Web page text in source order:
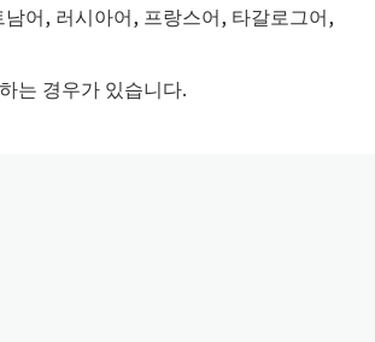
어, 러시아어, 프랑스어, 타갈로그어,
는 경우가 있습니다.